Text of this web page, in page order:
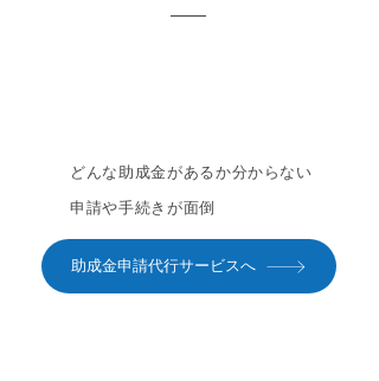
どんな助成金があるか分からない
申請や手続きが面倒
助成金申請代行サービスへ